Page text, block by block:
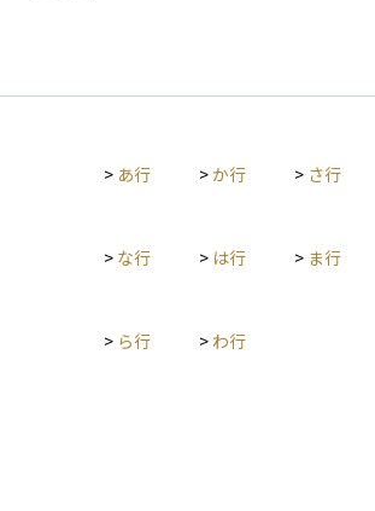
> あ行 >か行 > さ行
> な行 > は行 > ま行
> ら行 > わ行